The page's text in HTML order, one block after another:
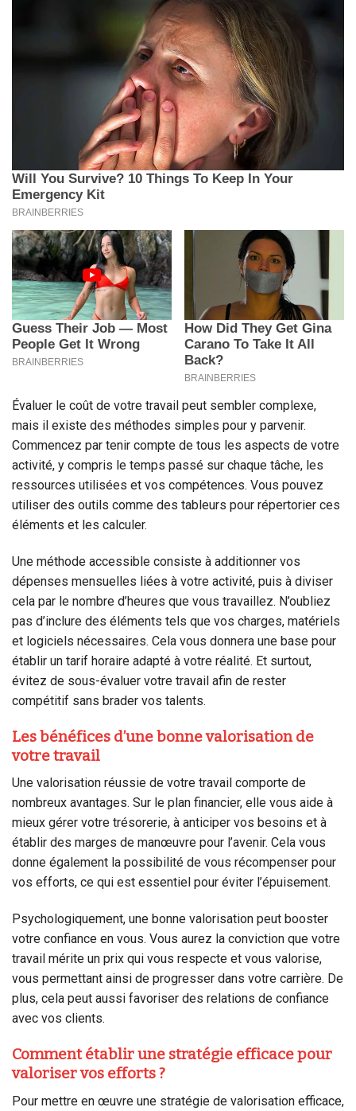
Évaluer le coût de votre travail peut sembler complexe,
mais il existe des méthodes simples pour y parvenir.
Commencez par tenir compte de tous les aspects de votre
activité, y compris le temps passé sur chaque tâche, les
ressources utilisées et vos compétences. Vous pouvez
utiliser des outils comme des tableurs pour répertorier ces
éléments et les calculer.
Une méthode accessible consiste à additionner vos
dépenses mensuelles liées à votre activité, puis à diviser
cela par le nombre d’heures que vous travaillez. N’oubliez
pas d’inclure des éléments tels que vos charges, matériels
et logiciels nécessaires. Cela vous donnera une base pour
établir un tarif horaire adapté à votre réalité. Et surtout,
évitez de sous-évaluer votre travail afin de rester
compétitif sans brader vos talents.
Les bénéfices d’une bonne valorisation de
votre travail
Une valorisation réussie de votre travail comporte de
nombreux avantages. Sur le plan financier, elle vous aide à
mieux gérer votre trésorerie, à anticiper vos besoins et à
établir des marges de manœuvre pour l’avenir. Cela vous
donne également la possibilité de vous récompenser pour
vos efforts, ce qui est essentiel pour éviter l’épuisement.
Psychologiquement, une bonne valorisation peut booster
votre confiance en vous. Vous aurez la conviction que votre
travail mérite un prix qui vous respecte et vous valorise,
vous permettant ainsi de progresser dans votre carrière. De
plus, cela peut aussi favoriser des relations de confiance
avec vos clients.
Comment établir une stratégie efficace pour
valoriser vos efforts ?
Pour mettre en œuvre une stratégie de valorisation efficace,